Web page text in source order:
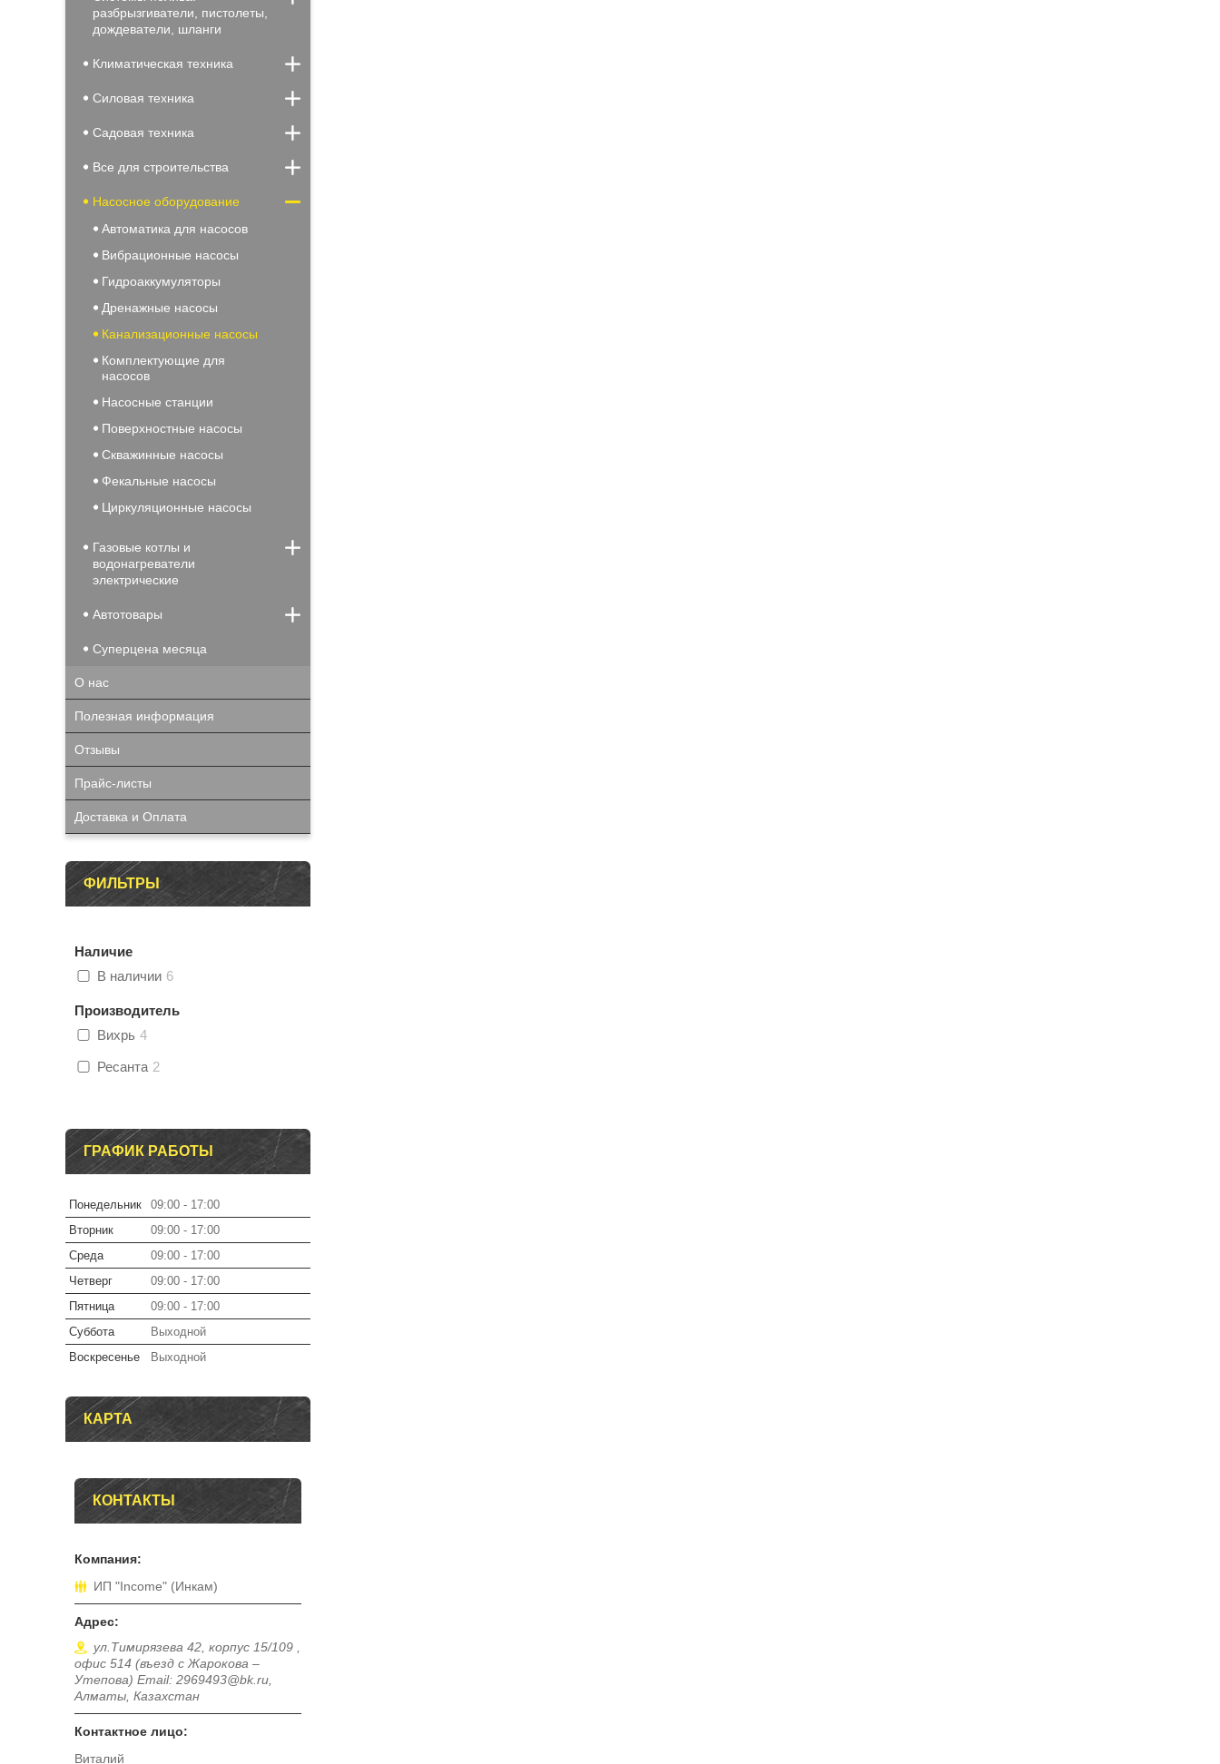
разбрызгиватели, пистолеты,
дождеватели, шланги
Климатическая техника
Силовая техника
Садовая техника
Все для строительства
Насосное оборудование
Автоматика для насосов
Вибрационные насосы
Гидроаккумуляторы
Дренажные насосы
Канализационные насосы
Комплектующие для
насосов
Насосные станции
Поверхностные насосы
Скважинные насосы
Фекальные насосы
Циркуляционные насосы
Газовые котлы и
водонагреватели
электрические
Автотовары
Суперцена месяца
О нас
Полезная информация
Отзывы
Прайс-листы
Доставка и Оплата
ФИЛЬТРЫ
Наличие
В наличии 6
Производитель
Вихрь 4
Ресанта 2
ГРАФИК РАБОТЫ
Понедельник 09:00
17:00
Вторник
09:00
17:00
Среда
09:00
17:00
Четверг
09:00
17:00
Пятница
09:00
17:00
Суббота
Выходной
Воскресенье
Выходной
КАРТА
КОНТАКТЫ
ИП "Income" (Инкам)
ул.Тимирязева 42, корпус 15/109 ,
офис 514 (въезд с Жарокова –
Утепова) Email: 2969493@bk.ru,
Алматы, Казахстан
Виталий